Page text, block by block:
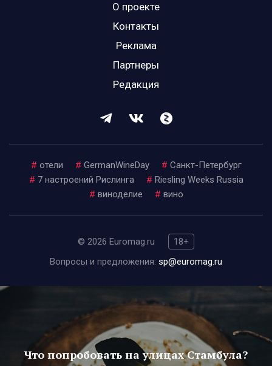
О проекте
Контакты
Реклама
Партнеры
Редакция
# отели # GermanWineDay # Санкт-Петербург
# 7 настроений Рислинга # Riesling Weeks Russia
# виноделие # вино
© 2026 Euromag.ru
18+
Вопросы и предложения: sp@euromag.ru
Что попробовать на улицах Стамбула?